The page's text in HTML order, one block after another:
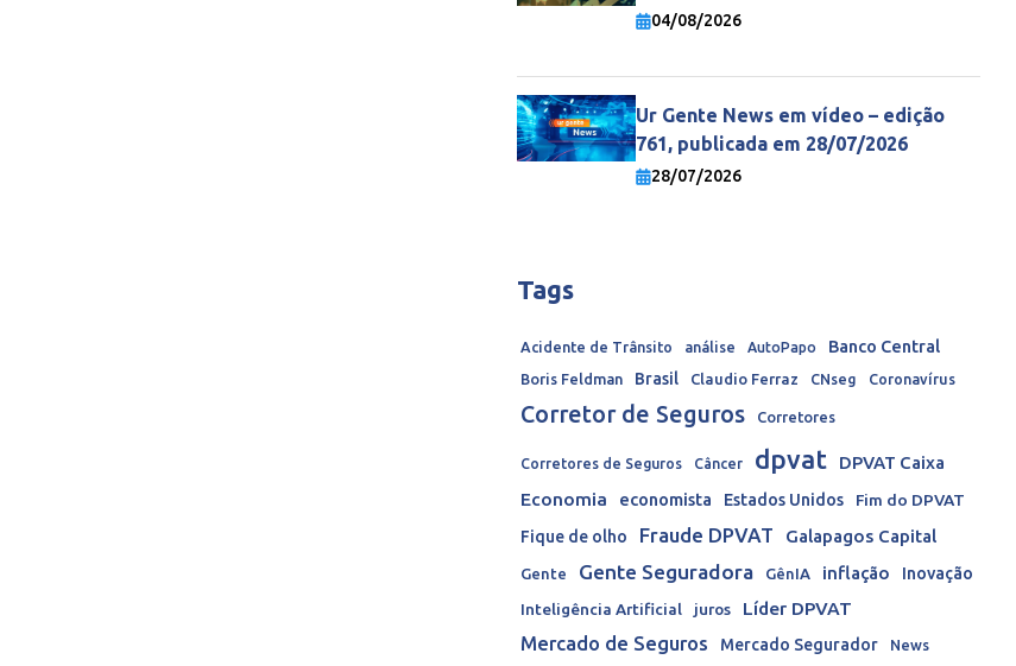
economia mundial
04/08/2026
Ur Gente News em vídeo – edição
761, publicada em 28/07/2026
28/07/2026
Tags
Acidente de Trânsito análise AutoPapo Banco Central
Boris Feldman Brasil Claudio Ferraz CNseg Coronavírus
Corretor de Seguros Corretores
Corretores de Seguros Câncer dpvat
DPVAT Caixa
Economia
economista Estados Unidos
Fim do DPVAT
Fique de olho
Fraude DPVAT Galapagos Capital
Gente Gente Seguradora GênIA inflação
Inovação
Inteligência Artificial
juros
Líder DPVAT
Mercado de Seguros
Mercado Segurador
News